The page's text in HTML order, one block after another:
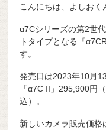
こんにちは、よしおく
α7Cシリーズの第2世
トタイプとなる『
す。
発売日は2023年10月
「α7C II」295,900円
込）。
新しいカメラ販売価格